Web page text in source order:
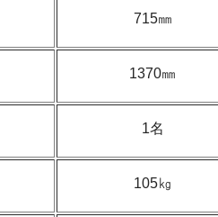
715㎜
1370㎜
1名
105㎏